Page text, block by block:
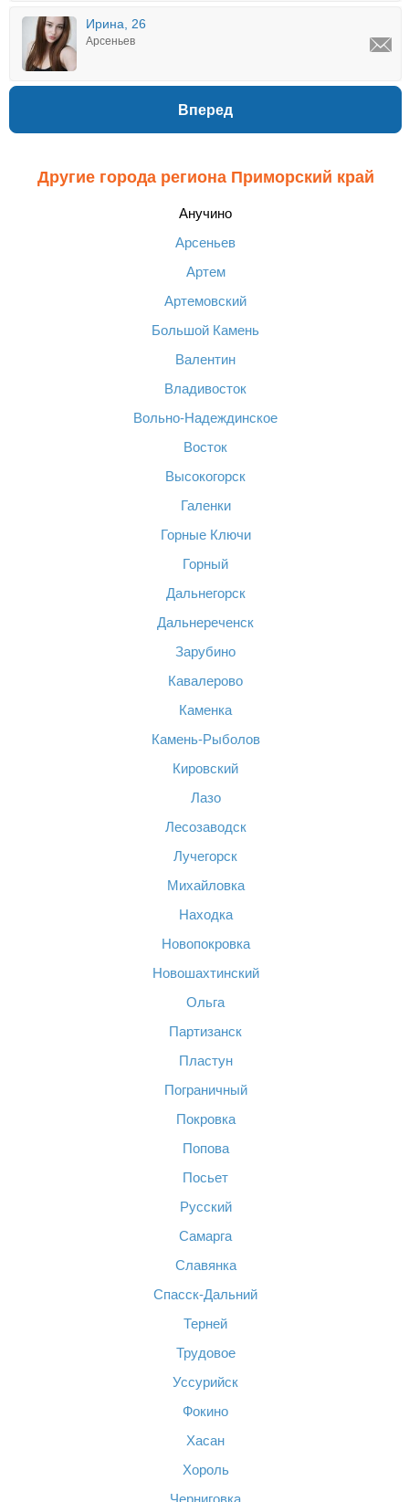
Ирина, 26
Арсеньев
Вперед
Другие города региона Приморский край
Анучино
Арсеньев
Артем
Артемовский
Большой Камень
Валентин
Владивосток
Вольно-Надеждинское
Восток
Высокогорск
Галенки
Горные Ключи
Горный
Дальнегорск
Дальнереченск
Зарубино
Кавалерово
Каменка
Камень-Рыболов
Кировский
Лазо
Лесозаводск
Лучегорск
Михайловка
Находка
Новопокровка
Новошахтинский
Ольга
Партизанск
Пластун
Пограничный
Покровка
Попова
Посьет
Русский
Самарга
Славянка
Спасск-Дальний
Терней
Трудовое
Уссурийск
Фокино
Хасан
Хороль
Черниговка